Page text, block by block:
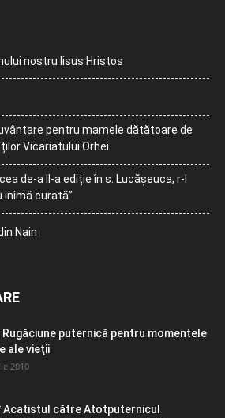
nostru Iisus Hristos
pentru mamele dătătoare de
Vicariatului Orhei
de-a II-a ediție în s. Lucășeuca, r-l
inimă curată”
Nain
Rugăciune puternică pentru momentele
ale vieţii
2010
către Atotputernicul